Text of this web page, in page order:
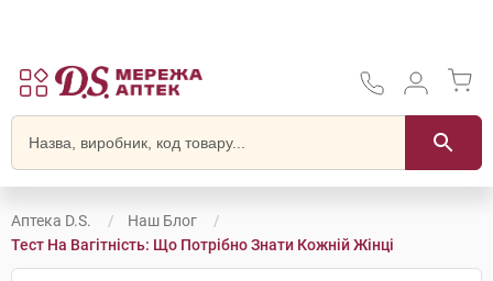
Аптека D.S.
Наш Блог
Тест На Вагітність: Що Потрібно Знати Кожній Жінці